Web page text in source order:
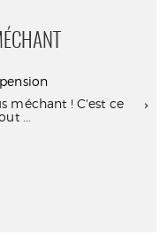
méchant ! C'est ce
...